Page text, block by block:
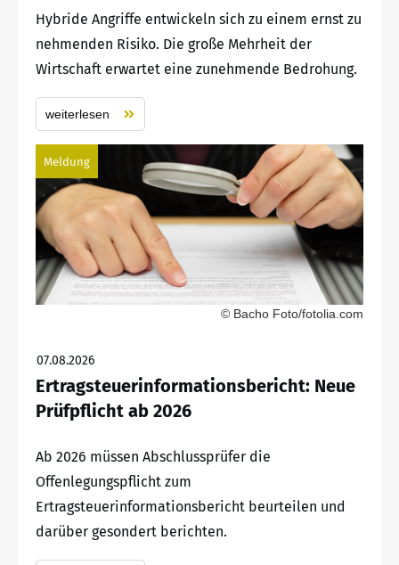
Hybride Angriffe entwickeln sich zu einem ernst zu
nehmenden Risiko. Die große Mehrheit der
Wirtschaft erwartet eine zunehmende Bedrohung.
weiterlesen
Meldung
© Bacho Foto/fotolia.com
07.08.2026
Ertragsteuerinformationsbericht: Neue
Prüfpflicht ab 2026
Ab 2026 müssen Abschlussprüfer die
Offenlegungspflicht zum
Ertragsteuerinformationsbericht beurteilen und
darüber gesondert berichten.